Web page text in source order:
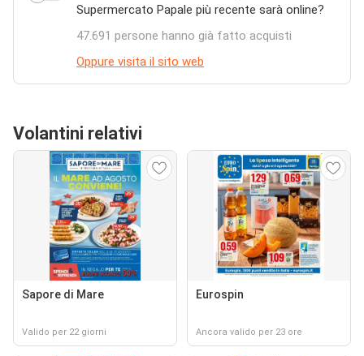
Supermercato Papale più recente sarà online?
47.691 persone hanno già fatto acquisti
Oppure visita il sito web
Volantini relativi
Sapore di Mare
Valido per 22 giorni
Eurospin
Ancora valido per 23 ore